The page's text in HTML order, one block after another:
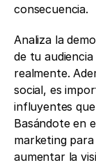
consecuencia.
Analiza la
de tu
realmente.
social, es
influyentes
Basándote en
marketing
aumentar la